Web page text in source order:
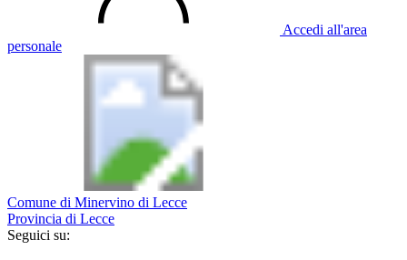
Accedi all'area
personale
Comune di Minervino di Lecce
Provincia di Lecce
Seguici su: